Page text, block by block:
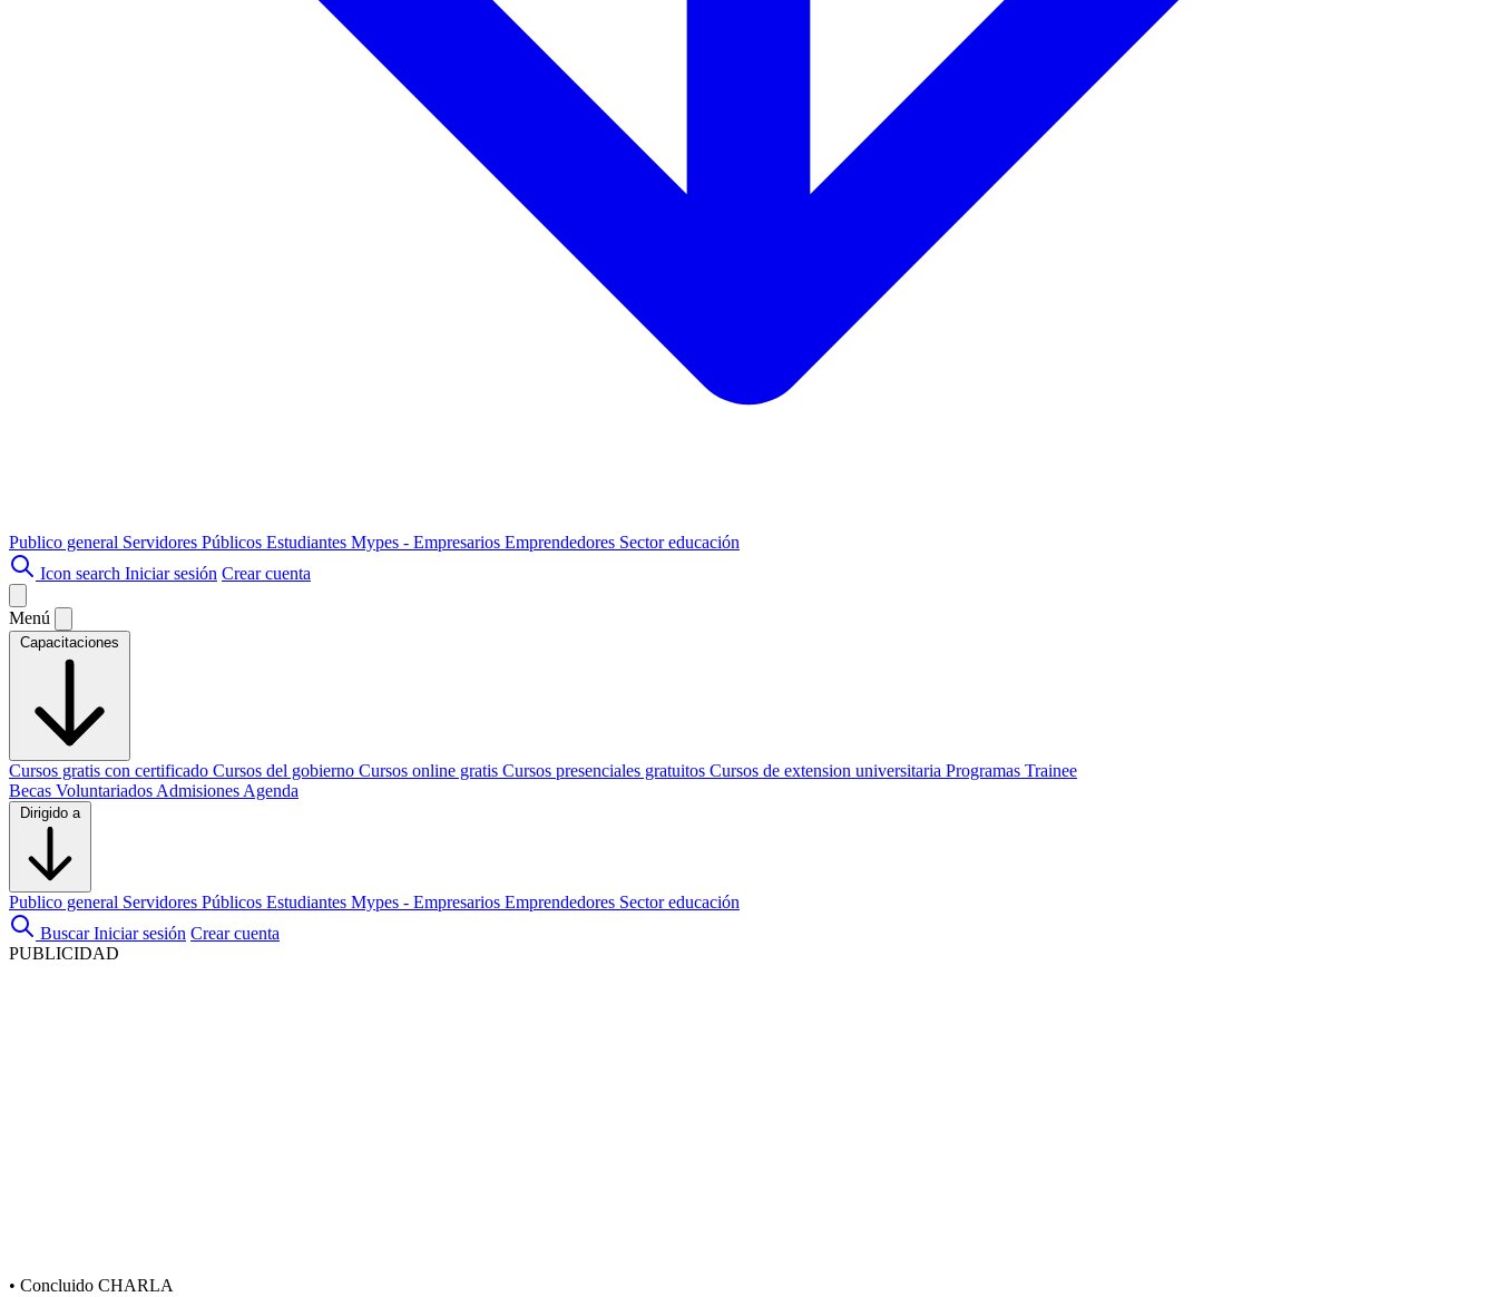
Publico general Servidores Públicos Estudiantes Mypes - Empresarios Emprendedores Sector educación
Icon search Iniciar sesión Crear cuenta
Menú
Capacitaciones
Cursos gratis con certificado Cursos del gobierno Cursos online gratis Cursos presenciales gratuitos Cursos de extension universitaria Programas Trainee
Becas Voluntariados Admisiones Agenda
Dirigido a
Publico general Servidores Públicos Estudiantes Mypes - Empresarios Emprendedores Sector educación
Buscar Iniciar sesión Crear cuenta
PUBLICIDAD
• Concluido CHARLA